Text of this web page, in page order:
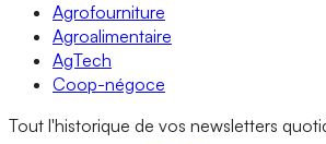
Agrofourniture
Agroalimentaire
AgTech
Coop-négoce
Tout l'historique de vos newsletters